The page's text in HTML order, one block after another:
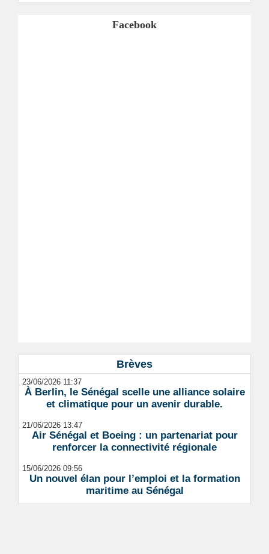
Facebook
Brèves
23/06/2026 11:37
À Berlin, le Sénégal scelle une alliance solaire
et climatique pour un avenir durable.
21/06/2026 13:47
Air Sénégal et Boeing : un partenariat pour
renforcer la connectivité régionale
15/06/2026 09:56
Un nouvel élan pour l’emploi et la formation
maritime au Sénégal